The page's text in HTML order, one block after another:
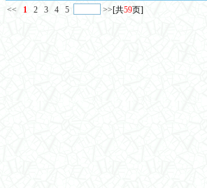
<< 1 2 3 4 5 >>[共59页]